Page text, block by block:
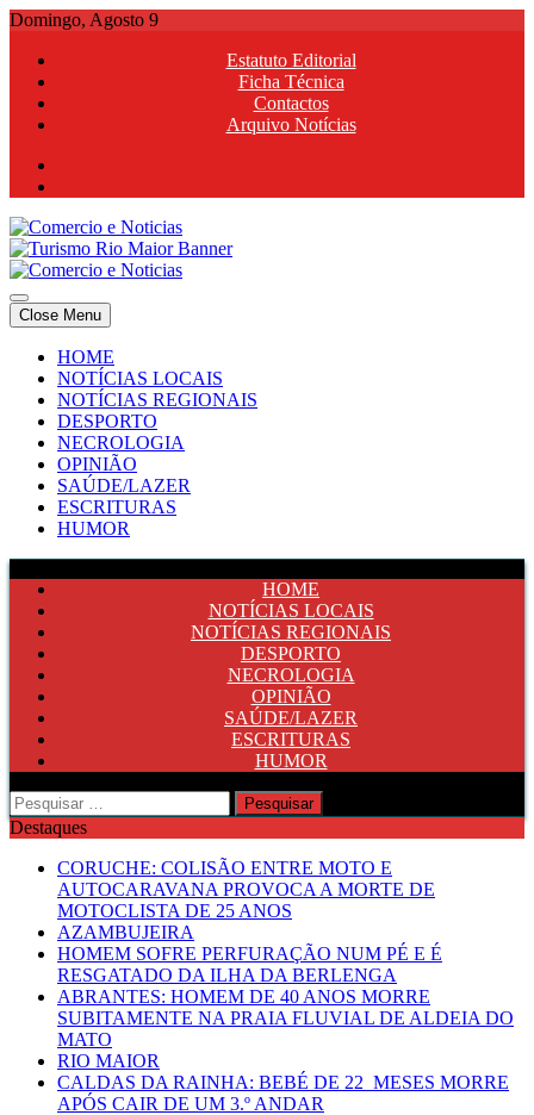
Skip
content
Domingo, Agosto 9
Estatuto Editorial
Ficha Técnica
Contactos
Arquivo Notícias
Comercio e Noticias
Notícias e Publicidade Online
Comercio e Noticias
Notícias e Publicidade Online
Close Menu
HOME
NOTÍCIAS LOCAIS
NOTÍCIAS REGIONAIS
DESPORTO
NECROLOGIA
OPINIÃO
SAÚDE/LAZER
ESCRITURAS
HUMOR
HOME
NOTÍCIAS LOCAIS
NOTÍCIAS REGIONAIS
DESPORTO
NECROLOGIA
OPINIÃO
SAÚDE/LAZER
ESCRITURAS
HUMOR
Pesquisar
por:
Destaques
CORUCHE: COLISÃO ENTRE MOTO E
AUTOCARAVANA PROVOCA A MORTE DE
MOTOCLISTA DE 25 ANOS
AZAMBUJEIRA
HOMEM SOFRE PERFURAÇÃO NUM PÉ E É
RESGATADO DA ILHA DA BERLENGA
ABRANTES: HOMEM DE 40 ANOS MORRE
SUBITAMENTE NA PRAIA FLUVIAL DE ALDEIA DO
MATO
RIO MAIOR
CALDAS DA RAINHA: BEBÉ DE 22 MESES MORRE
APÓS CAIR DE UM 3.º ANDAR